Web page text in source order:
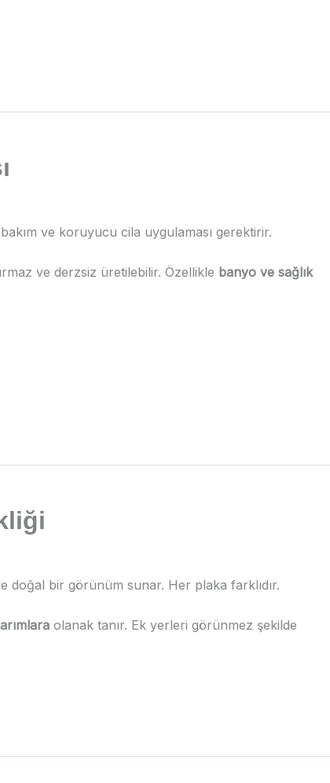
ve koruyucu cila uygulaması gerektirir.
ve derzsiz üretilebilir. Özellikle banyo ve sağlık
doğal bir görünüm sunar. Her plaka farklıdır.
olanak tanır. Ek yerleri görünmez şekilde